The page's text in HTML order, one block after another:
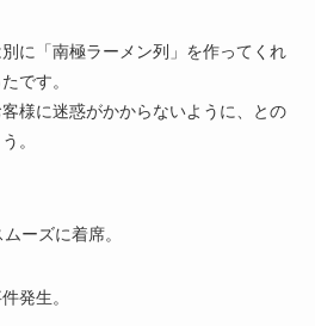
に「南極ラーメン列」を作ってくれ
です。
様に迷惑がかからないように、との
。
ーズに着席。
発生。